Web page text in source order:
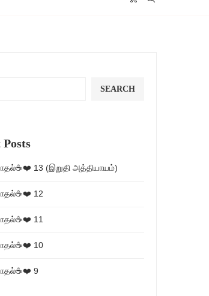
SEARCH
Posts
13 (இறுதி அத்தியாயம்)
12
11
10
9